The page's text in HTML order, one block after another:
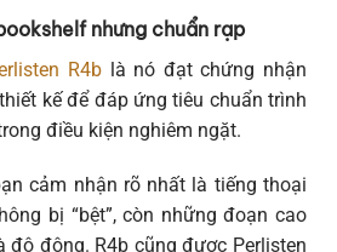
nhưng chuẩn rạp
R4b là nó đạt chứng nhận
kế để đáp ứng tiêu chuẩn trình
điều kiện nghiêm ngặt.
cảm nhận rõ nhất là tiếng thoại
bị “bệt”, còn những đoạn cao
độ động. R4b cũng được Perlisten